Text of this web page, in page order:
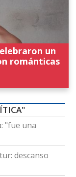
un
románticas
"fue una
descanso